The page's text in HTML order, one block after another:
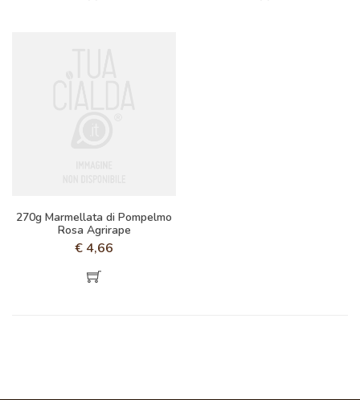
270g Marmellata di Pompelmo
Rosa Agrirape
€ 4,66